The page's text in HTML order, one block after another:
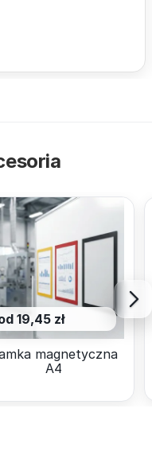
19,45 zł
magnetyczna
A4